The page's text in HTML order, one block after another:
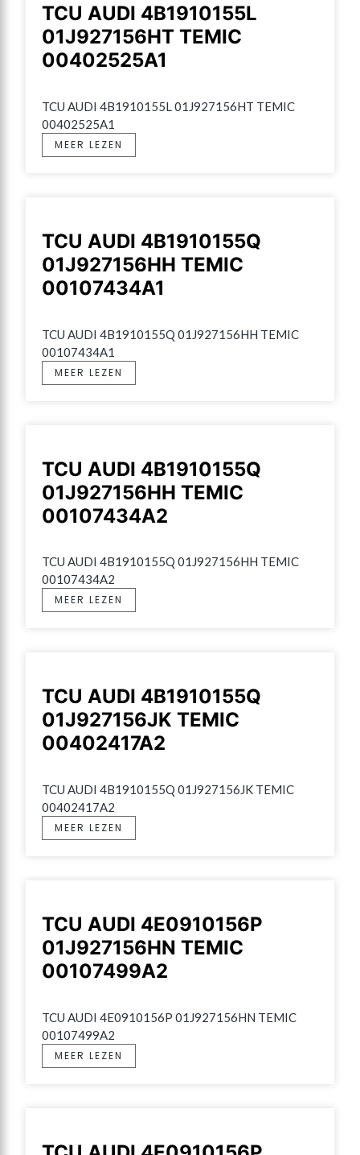
TCU AUDI 4B1910155L
01J927156HT TEMIC
00402525A1
TCU AUDI 4B1910155L 01J927156HT TEMIC
00402525A1
MEER LEZEN
TCU AUDI 4B1910155Q
01J927156HH TEMIC
00107434A1
TCU AUDI 4B1910155Q 01J927156HH TEMIC
00107434A1
MEER LEZEN
TCU AUDI 4B1910155Q
01J927156HH TEMIC
00107434A2
TCU AUDI 4B1910155Q 01J927156HH TEMIC
00107434A2
MEER LEZEN
TCU AUDI 4B1910155Q
01J927156JK TEMIC
00402417A2
TCU AUDI 4B1910155Q 01J927156JK TEMIC
00402417A2
MEER LEZEN
TCU AUDI 4E0910156P
01J927156HN TEMIC
00107499A2
TCU AUDI 4E0910156P 01J927156HN TEMIC
00107499A2
MEER LEZEN